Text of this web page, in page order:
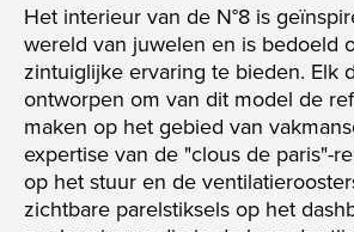
Het interieur van de N°8 is
wereld van juwelen en is bedoeld
zintuiglijke ervaring te bieden. Elk
ontworpen om van dit model de
maken op het gebied van
expertise van de "clous de paris"-
op het stuur en de
zichtbare parelstiksels op het